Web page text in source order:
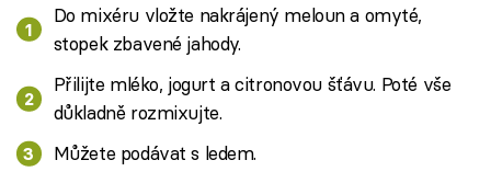
Do mixéru vložte nakrájený meloun a omyté,
stopek zbavené jahody.
Přilijte mléko, jogurt a citronovou šťávu. Poté vše
důkladně rozmixujte.
Můžete podávat s ledem.